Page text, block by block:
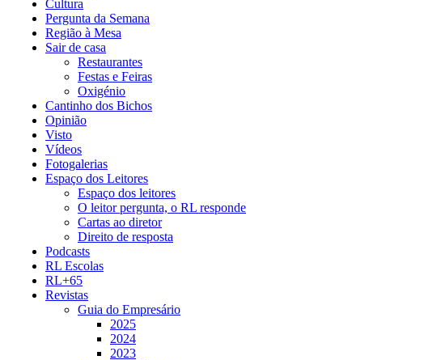
Cultura
Pergunta da Semana
Região à Mesa
Sair de casa
Restaurantes
Festas e Feiras
Oxigénio
Cantinho dos Bichos
Opinião
Visto
Vídeos
Fotogalerias
Espaço dos Leitores
Espaço dos leitores
O leitor pergunta, o RL responde
Cartas ao diretor
Direito de resposta
Podcasts
RL Escolas
RL+65
Revistas
Guia do Empresário
2025
2024
2023